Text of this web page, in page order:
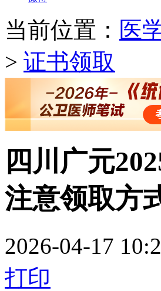
当前位置： 医
> 证书领取
四川广元
注意领取方
2026-04-17
打印